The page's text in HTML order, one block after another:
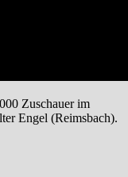
Zuschauer im
Engel (Reimsbach).